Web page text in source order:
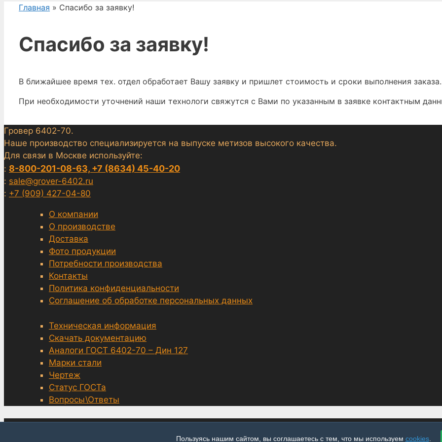
Главная » Спасибо за заявку!
Спасибо за заявку!
В ближайшее время тех. отдел обработает Вашу заявку и пришлет стоимость и сроки выполнения заказа.
При необходимости уточнений наши технологи свяжутся с Вами по указанным в заявке контактным
Гровер 6402-70.
Наше производство специализируется на выпуске метизов высокого качества.
Для связи в Москве используйте:
: 8-800-201-08-63, +7 (8634) 45-40-20
: sale@grover-6402.ru
: +7 (909) 427-04-80
О компании
О производстве
Доставка
Фото продукции
Потребности производства
Контакты
Политика конфиденциальности
Соглашение об обработке персональных данных
Техническая информация
Скачать документацию
Аналоги ГОСТ 6402-70 – Дин 127
Марки стали
Чертеж
Статус ГОСТа
Вопросы\Ответы
Пользуясь нашим сайтом, вы соглашаетесь с тем, что мы используем cookies.